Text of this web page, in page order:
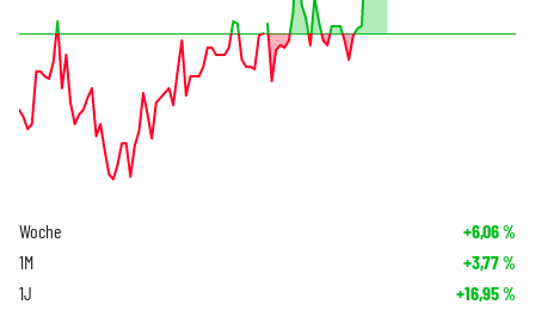
Woche +6,06%
1M +3,77%
1J +16,95%